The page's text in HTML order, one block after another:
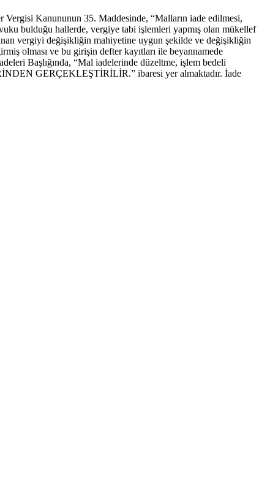
Kanununun 35. Maddesinde, “Malların iade edilmesi,
bulduğu hallerde, vergiye tabi işlemleri yapmış olan mükellef
vergiyi değişikliğin mahiyetine uygun şekilde ve değişikliğin
olması ve bu girişin defter kayıtları ile beyannamede
Başlığında, “Mal iadelerinde düzeltme, işlem bedeli
GERÇEKLEŞTİRİLİR.” ibaresi yer almaktadır. İade